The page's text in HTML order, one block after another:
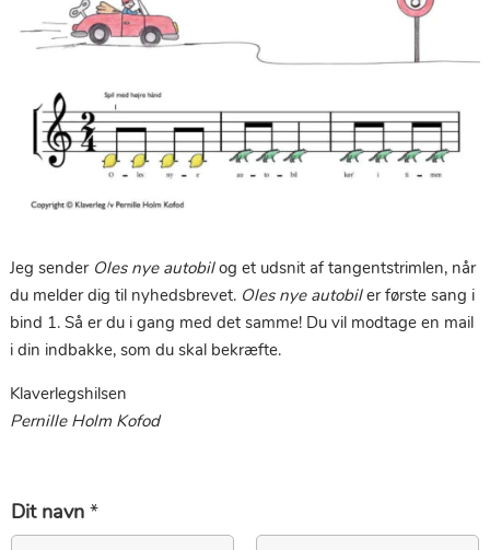
Jeg sender Oles nye autobilog et udsnit af tangentstrimlen, når
du melder dig til nyhedsbrevet. Oles nye autobiler første sang i
bind 1. Så er du i gang med det samme! Du vil modtage en mail
i din indbakke, som du skal bekræfte.
Klaverlegshilsen
Pernille Holm Kofod
Dit navn *